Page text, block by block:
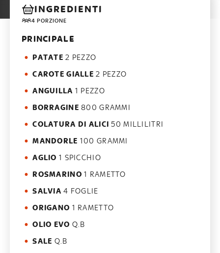
INGREDIENTI
4 PORZIONE
PRINCIPALE
PATATE 2 PEZZO
CAROTE GIALLE 2 PEZZO
ANGUILLA 1 PEZZO
BORRAGINE 800 GRAMMI
COLATURA DI ALICI 50 MILLILITRI
MANDORLE 100 GRAMMI
AGLIO 1 SPICCHIO
ROSMARINO 1 RAMETTO
SALVIA 4 FOGLIE
ORIGANO 1 RAMETTO
OLIO EVO Q.B
SALE Q.B